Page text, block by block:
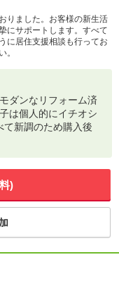
りました。お客様の新生活
にサポートします。すべて
に居住支援相談も行ってお
。
ダンなリフォーム済
は個人的にイチオシ
て新調のため購入後
)